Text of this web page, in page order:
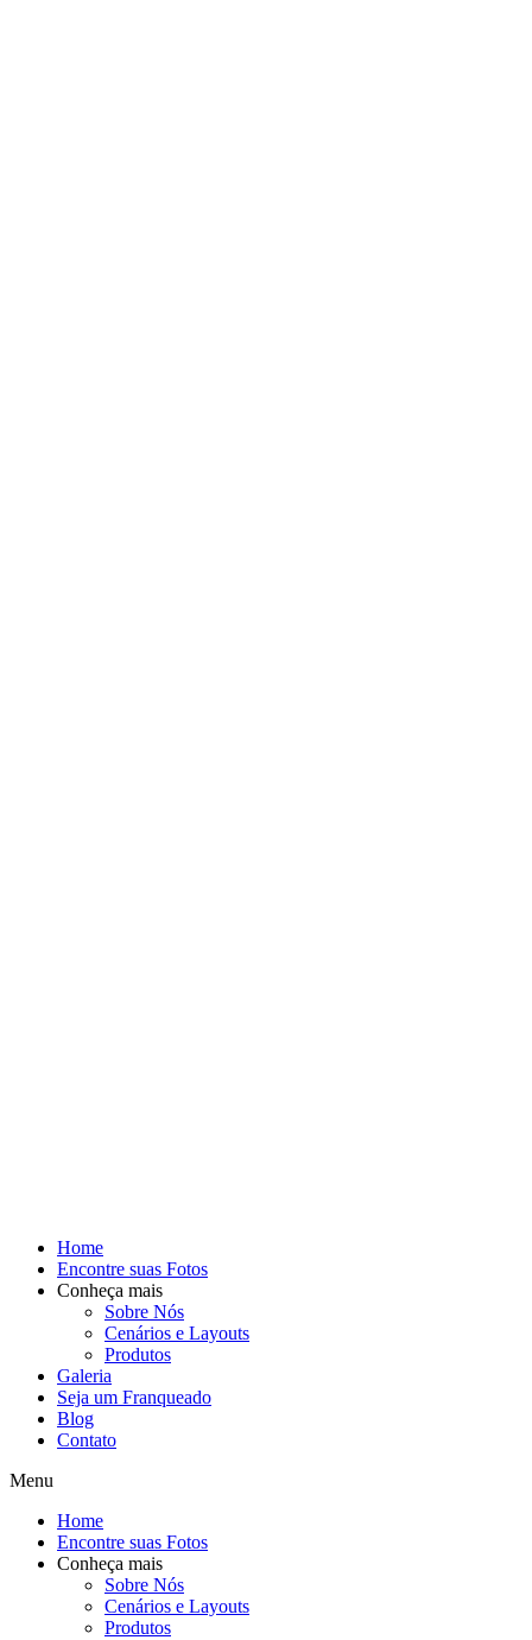
Home
Encontre suas Fotos
Conheça mais
Sobre Nós
Cenários e Layouts
Produtos
Galeria
Seja um Franqueado
Blog
Contato
Menu
Home
Encontre suas Fotos
Conheça mais
Sobre Nós
Cenários e Layouts
Produtos